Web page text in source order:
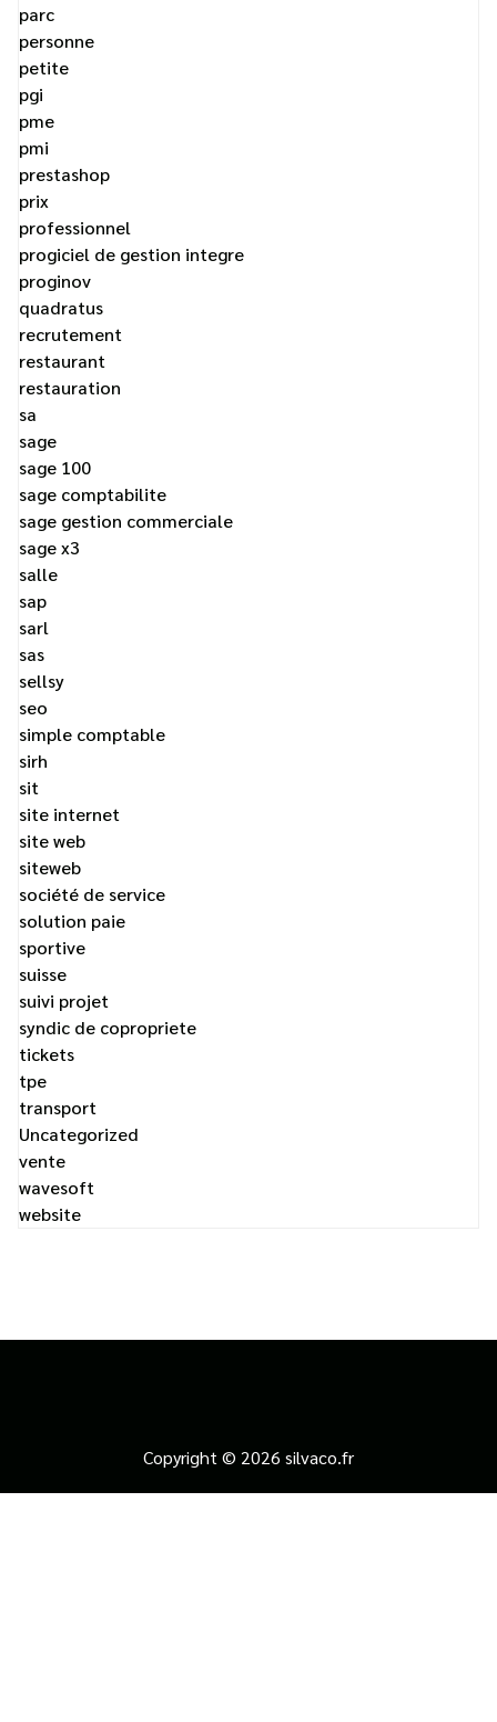
parc
personne
petite
pgi
pme
pmi
prestashop
prix
professionnel
progiciel de gestion integre
proginov
quadratus
recrutement
restaurant
restauration
sa
sage
sage 100
sage comptabilite
sage gestion commerciale
sage x3
salle
sap
sarl
sas
sellsy
seo
simple comptable
sirh
sit
site internet
site web
siteweb
société de service
solution paie
sportive
suisse
suivi projet
syndic de copropriete
tickets
tpe
transport
Uncategorized
vente
wavesoft
website
Copyright © 2026 silvaco.fr